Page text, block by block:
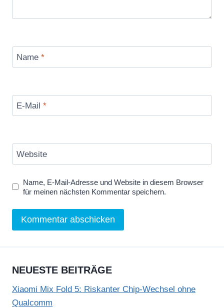
Name *
E-Mail *
Website
Name, E-Mail-Adresse und Website in diesem Browser
für meinen nächsten Kommentar speichern.
NEUESTE BEITRÄGE
Xiaomi Mix Fold 5: Riskanter Chip-Wechsel ohne
Qualcomm